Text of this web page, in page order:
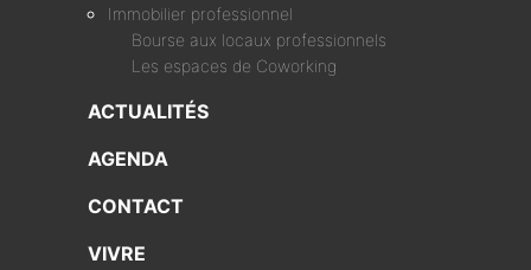
Immobilier professionnel
Bourse aux locaux professionnels
Les espaces de Coworking
ACTUALITÉS
AGENDA
CONTACT
VIVRE